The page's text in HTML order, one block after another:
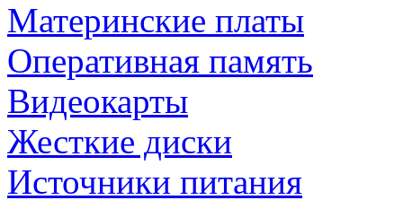
Материнские платы
Оперативная память
Видеокарты
Жесткие диски
Источники питания